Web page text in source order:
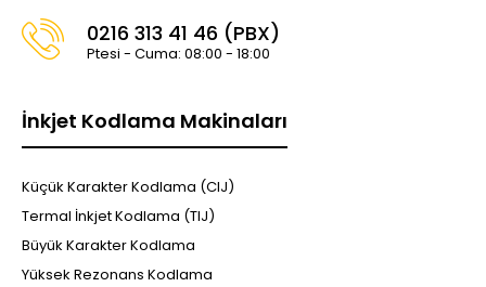
0216 313 41 46 (PBX)
Ptesi - Cuma: 08:00 - 18:00
İnkjet Kodlama Makinaları
Küçük Karakter Kodlama (CIJ)
Termal İnkjet Kodlama (TIJ)
Büyük Karakter Kodlama
Yüksek Rezonans Kodlama